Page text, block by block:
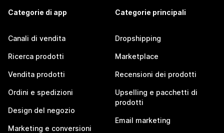
Categorie di app
Canali di vendita
Ricerca prodotti
Vendita prodotti
Ordini e spedizioni
Design del negozio
Marketing e conversioni
Categorie principali
Dropshipping
Marketplace
Recensioni dei prodotti
Upselling e pacchetti di
prodotti
Email marketing